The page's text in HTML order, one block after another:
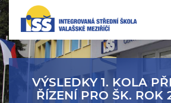
VÝSLEDKY 1. KOLA
ŘÍZENÍ PRO ŠK. ROK